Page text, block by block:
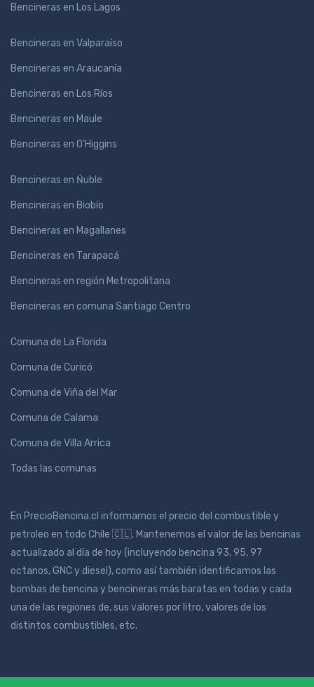
Bencineras en Los Lagos
Bencineras en Valparaíso
Bencineras en Araucanía
Bencineras en Los Ríos
Bencineras en Maule
Bencineras en O'Higgins
Bencineras en Ńuble
Bencineras en Biobío
Bencineras en Magallanes
Bencineras en Tarapacá
Bencineras en región Metropolitana
Bencineras en comuna Santiago Centro
Comuna de La Florida
Comuna de Curicó
Comuna de Viña del Mar
Comuna de Calama
Comuna de Villa Arrica
Todas las comunas
En PrecioBencina.cl informamos el precio del combustible y
petroleo en todo Chile 🇨🇱. Mantenemos el valor de las bencinas
actualizado al día de hoy (incluyendo bencina 93, 95, 97
octanos, GNC y diesel), como así también identificamos las
bombas de bencina y bencineras más baratas en todas y cada
una de las regiones de, sus valores por litro, valores de los
distintos combustibles, etc.